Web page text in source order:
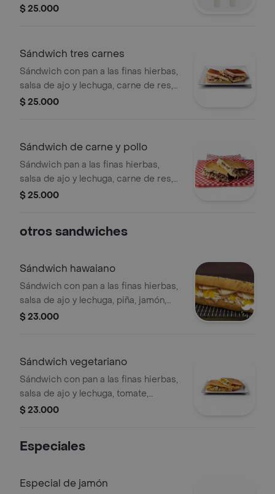
crespa jamón, carne ropa vieja,
$ 25.000
Sándwich tres carnes
Sándwich con pan a las finas hierbas,
salsa de ajo y lechuga, carne de res,
pollo, jamón, cerveroni y queso
$ 25.000
Sándwich de carne y pollo
Sándwich pan a las finas hierbas,
salsa de ajo y lechuga, carne de res,
pollo, cerveroni y queso.
$ 25.000
otros sandwiches
Sándwich hawaiano
Sándwich con pan a las finas hierbas,
salsa de ajo y lechuga, piña, jamón,
cerveroni y queso.
$ 23.000
Sándwich vegetariano
Sándwich con pan a las finas hierbas,
salsa de ajo y lechuga, tomate,
champiñón, maíz tierno y queso.
$ 23.000
Especiales
Especial de jamón